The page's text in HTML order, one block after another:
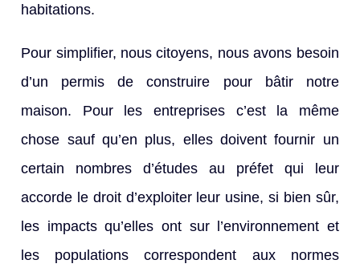
habitations.
Pour simplifier, nous citoyens, nous avons besoin
d’un permis de construire pour bâtir notre
maison. Pour les entreprises c’est la même
chose sauf qu’en plus, elles doivent fournir un
certain nombres d’études au préfet qui leur
accorde le droit d’exploiter leur usine, si bien sûr,
les impacts qu’elles ont sur l’environnement et
les populations correspondent aux normes